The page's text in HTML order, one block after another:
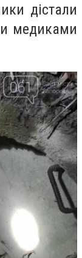
дістали
медиками